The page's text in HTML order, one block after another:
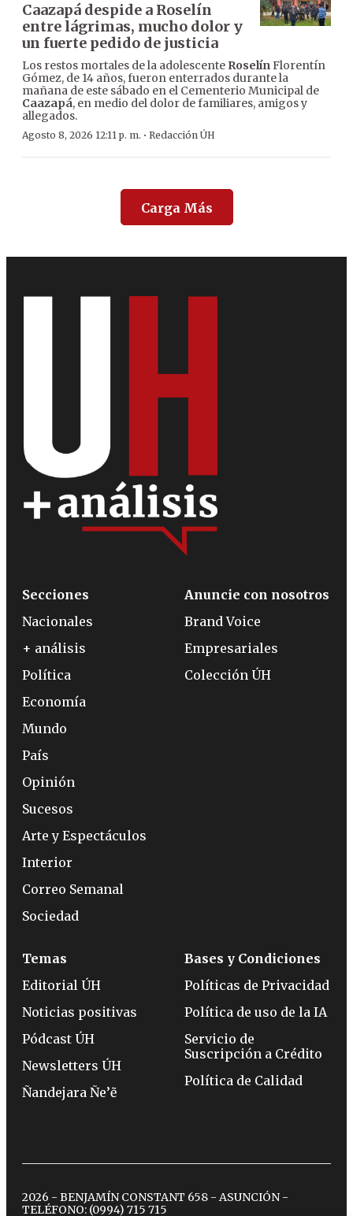
Caazapá despide a Roselín
entre lágrimas, mucho dolor y
un fuerte pedido de justicia
Los restos mortales de la adolescente RoselínFlorentín
Gómez, de 14 años, fueron enterrados durante la
mañana de este sábado en el Cementerio Municipal de
Caazapá, en medio del dolor de familiares, amigos y
allegados.
Agosto 8, 2026 12:11 p. m. · Redacción ÚH
Carga Más
Secciones
Nacionales
+ análisis
Política
Economía
Mundo
País
Opinión
Sucesos
Arte y Espectáculos
Interior
Correo Semanal
Sociedad
Anuncie con nosotros
Brand Voice
Empresariales
Colección ÚH
Temas
Editorial ÚH
Noticias positivas
Pódcast ÚH
Newsletters ÚH
Ñandejara Ñe’ẽ
Bases y Condiciones
Políticas de Privacidad
Política de uso de la IA
Servicio de
Suscripción a Crédito
Política de Calidad
2026 - BENJAMÍN CONSTANT 658 - ASUNCIÓN -
TELÉFONO: (0994) 715 715